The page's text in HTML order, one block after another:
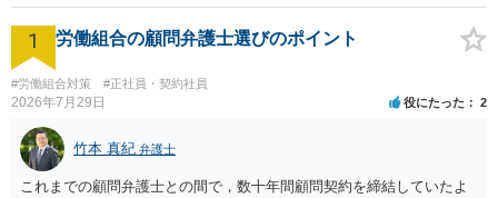
1 労働組合の顧問弁護士選びのポイント
#労働組合対策 #正社員・契約社員
2026年7月29日 役にたった 2
竹本 真紀 弁護士
これまでの顧問弁護士との間で，数十年間顧問契約を締結していたよ